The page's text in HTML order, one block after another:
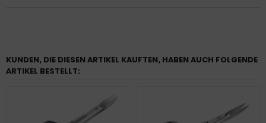
KUNDEN, DIE DIESEN ARTIKEL KAUFTEN, HABEN AUCH FOLGENDE
ARTIKEL BESTELLT: